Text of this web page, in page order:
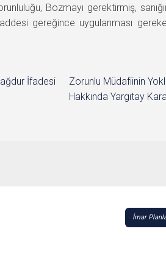
Bozmayı gerektirmiş,
gereğince uygulanması
İfadesi
Zorunlu Müdafiinin
Hakkında Yargıtay
İmar